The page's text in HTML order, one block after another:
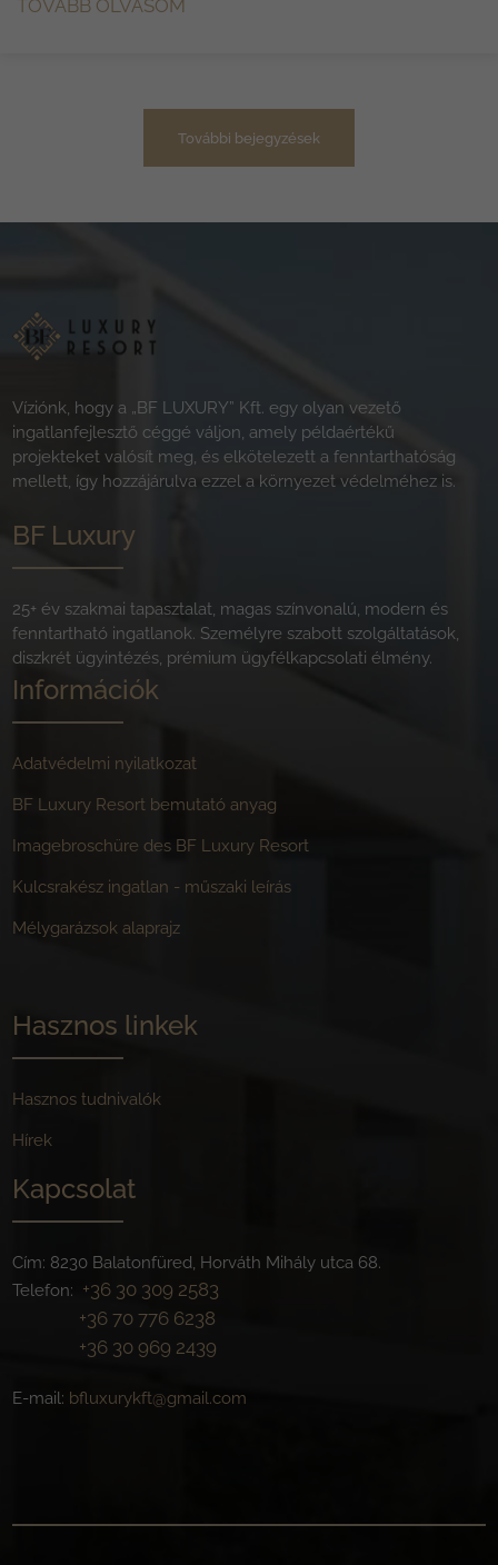
TOVÁBB OLVASOM
További bejegyzések
Víziónk, hogy a „BF LUXURY” Kft. egy olyan vezető
ingatlanfejlesztő céggé váljon, amely példaértékű
projekteket valósít meg, és elkötelezett a fenntarthatóság
mellett, így hozzájárulva ezzel a környezet védelméhez is.
BF Luxury
25+ év szakmai tapasztalat, magas színvonalú, modern és
fenntartható ingatlanok. Személyre szabott szolgáltatások,
diszkrét ügyintézés, prémium ügyfélkapcsolati élmény.
Információk
Adatvédelmi nyilatkozat
BF Luxury Resort bemutató anyag
Imagebroschüre des BF Luxury Resort
Kulcsrakész ingatlan - műszaki leírás
Mélygarázsok alaprajz
Hasznos linkek
Hasznos tudnivalók
Hírek
Kapcsolat
Cím: 8230 Balatonfüred, Horváth Mihály utca 68.
Telefon: +36 30 309 2583
+36 70 776 6238
+36 30 969 2439
E-mail: bfluxurykft@gmail.com